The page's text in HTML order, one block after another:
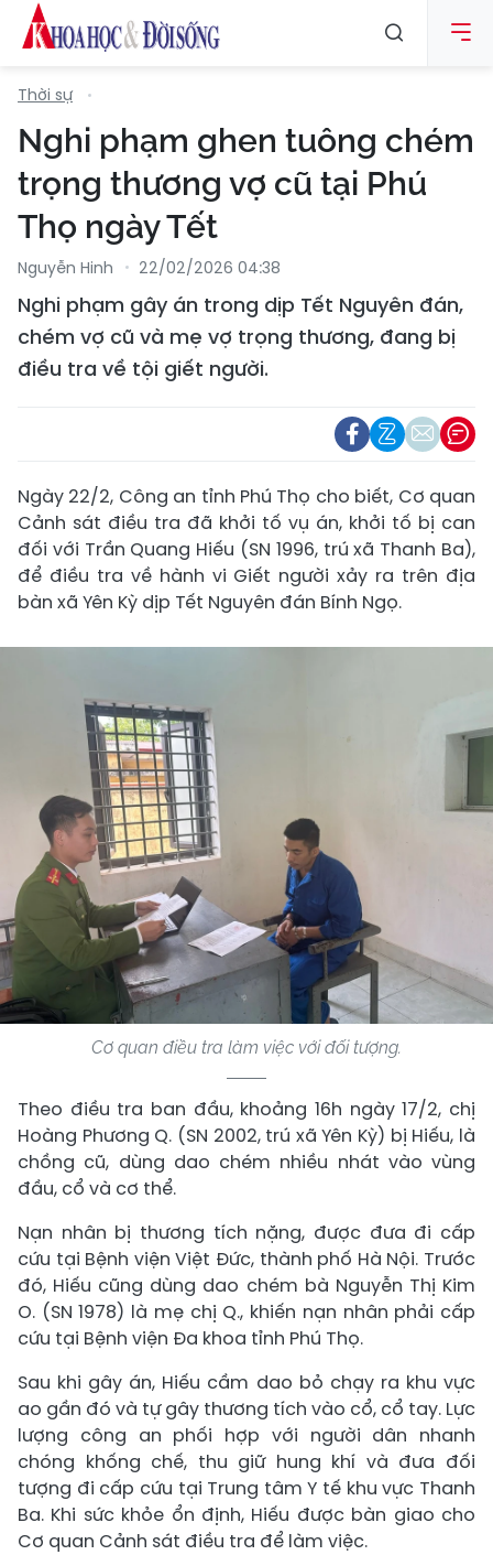
Thời sự
Nghi phạm ghen tuông chém
trọng thương vợ cũ tại Phú
Thọ ngày Tết
Nguyễn Hinh 22/02/2026 04:38
Nghi phạm gây án trong dịp Tết Nguyên đán,
chém vợ cũ và mẹ vợ trọng thương, đang bị
điều tra về tội giết người.
Ngày 22/2, Công an tỉnh Phú Thọ cho biết, Cơ quan
Cảnh sát điều tra đã khởi tố vụ án, khởi tố bị can
đối với Trần Quang Hiếu (SN 1996, trú xã Thanh Ba),
để điều tra về hành vi Giết người xảy ra trên địa
bàn xã Yên Kỳ dịp Tết Nguyên đán Bính Ngọ.
Cơ quan điều tra làm việc với đối tượng.
Theo điều tra ban đầu, khoảng 16h ngày 17/2, chị
Hoàng Phương Q. (SN 2002, trú xã Yên Kỳ) bị Hiếu, là
chồng cũ, dùng dao chém nhiều nhát vào vùng
đầu, cổ và cơ thể.
Nạn nhân bị thương tích nặng, được đưa đi cấp
cứu tại Bệnh viện Việt Đức, thành phố Hà Nội. Trước
đó, Hiếu cũng dùng dao chém bà Nguyễn Thị Kim
O. (SN 1978) là mẹ chị Q., khiến nạn nhân phải cấp
cứu tại Bệnh viện Đa khoa tỉnh Phú Thọ.
Sau khi gây án, Hiếu cầm dao bỏ chạy ra khu vực
ao gần đó và tự gây thương tích vào cổ, cổ tay. Lực
lượng công an phối hợp với người dân nhanh
chóng khống chế, thu giữ hung khí và đưa đối
tượng đi cấp cứu tại Trung tâm Y tế khu vực Thanh
Ba. Khi sức khỏe ổn định, Hiếu được bàn giao cho
Cơ quan Cảnh sát điều tra để làm việc.